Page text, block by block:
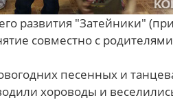
развития "Затейники" (при
совместно с
песенных и
хороводы и